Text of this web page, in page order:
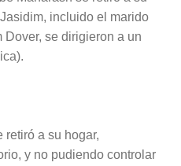
incluido el marido
se dirigieron a un
retiró a su hogar,
y no pudiendo controlar